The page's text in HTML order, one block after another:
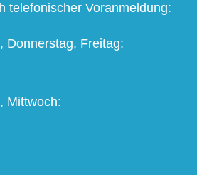
telefonischer Voranmeldung:
Donnerstag, Freitag:
Mittwoch: